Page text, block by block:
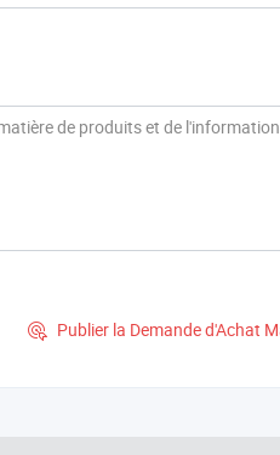
 Publier la Demande d'Achat